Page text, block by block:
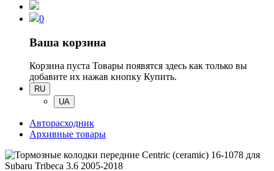
0
Ваша корзина
Корзина пуста Товары появятся здесь как только вы
добавите их нажав кнопку Купить.
RU
UA
Авторасходник
Архивные товары